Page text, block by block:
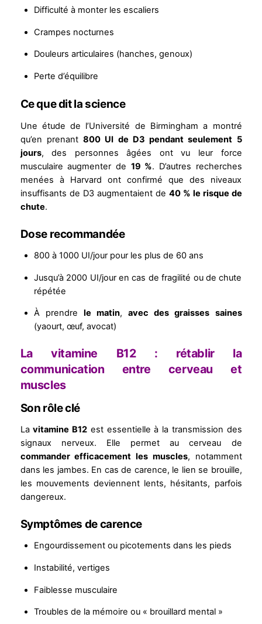
Difficulté à monter les escaliers
Crampes nocturnes
Douleurs articulaires (hanches, genoux)
Perte d’équilibre
Ce que dit la science
Une étude de l’Université de Birmingham a montré
qu’en prenant 800 UI de D3 pendant seulement 5
jours, des personnes âgées ont vu leur force
musculaire augmenter de 19 %. D’autres recherches
menées à Harvard ont confirmé que des niveaux
insuffisants de D3 augmentaient de 40 % le risque de
chute.
Dose recommandée
800 à 1000 UI/jour pour les plus de 60 ans
Jusqu’à 2000 UI/jour en cas de fragilité ou de chute
répétée
À prendrele matin,avec des graisses saines
(yaourt, œuf, avocat)
La vitamine B12 : rétablir la
communication entre cerveau et
muscles
Son rôle clé
Lavitamine B12 est essentielle à la transmission des
signaux nerveux. Elle permet au cerveau de
commander efficacement les muscles, notamment
dans les jambes. En cas de carence, le lien se brouille,
les mouvements deviennent lents, hésitants, parfois
dangereux.
Symptômes de carence
Engourdissement ou picotements dans les pieds
Instabilité, vertiges
Faiblesse musculaire
Troubles de la mémoire ou « brouillard mental »